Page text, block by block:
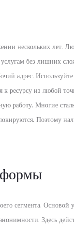
нескольких лет.
без лишних
адрес. Используйте
к ресурсу из любой
работу. Многие
Поэтому
сегмента. Основой
Здесь